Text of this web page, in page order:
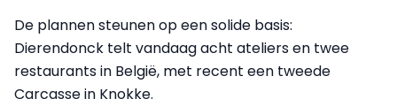
De plannen steunen op een solide basis:
Dierendonck telt vandaag acht ateliers en twee
restaurants in België, met recent een tweede
Carcasse in Knokke.